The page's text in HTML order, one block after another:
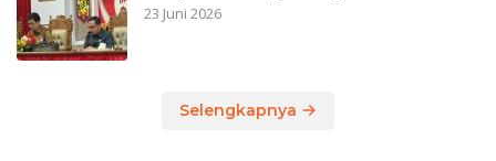
23 Juni 2026
Selengkapnya